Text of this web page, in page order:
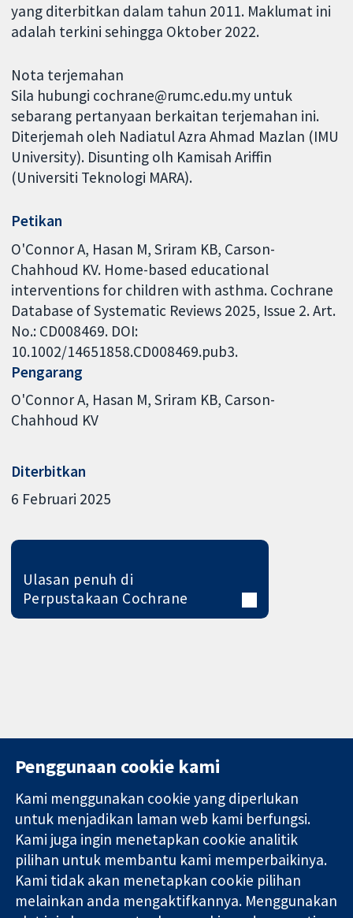
yang diterbitkan dalam tahun 2011. Maklumat ini
adalah terkini sehingga Oktober 2022.
Nota terjemahan
Sila hubungi cochrane@rumc.edu.my untuk
sebarang pertanyaan berkaitan terjemahan ini.
Diterjemah oleh Nadiatul Azra Ahmad Mazlan (IMU
University). Disunting olh Kamisah Ariffin
(Universiti Teknologi MARA).
Petikan
O'Connor A, Hasan M, Sriram KB, Carson-
Chahhoud KV. Home-based educational
interventions for children with asthma. Cochrane
Database of Systematic Reviews 2025, Issue 2. Art.
No.: CD008469. DOI:
10.1002/14651858.CD008469.pub3.
Pengarang
O'Connor A Hasan M Sriram KB Carson-
Chahhoud KV
Diterbitkan
6 Februari 2025
Ulasan penuh di
Perpustakaan Cochrane
Bukti yang
dipercayai.
keputusan
termaklum
Kesihatan yang
11-13 Cavendish
Square
London
W1G 0AN
United Kingdom
Hubungi kita
Berita
Pejabat
akhbar
Perihal Kami
Pekerjaan
Cochrane
Penggunaan cookie kami
Kami menggunakan cookie yang diperlukan
untuk menjadikan laman web kami berfungsi.
Kami juga ingin menetapkan cookie analitik
pilihan untuk membantu kami memperbaikinya.
Kami tidak akan menetapkan cookie pilihan
melainkan anda mengaktifkannya. Menggunakan